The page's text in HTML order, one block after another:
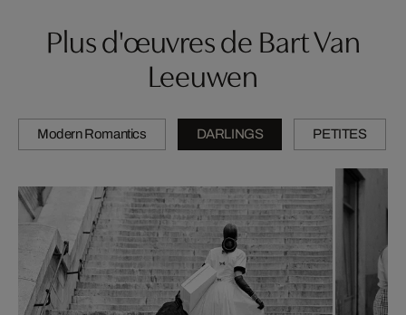
Plus d'œuvres de Bart Van
Leeuwen
Modern Romantics DARLINGS PETITES